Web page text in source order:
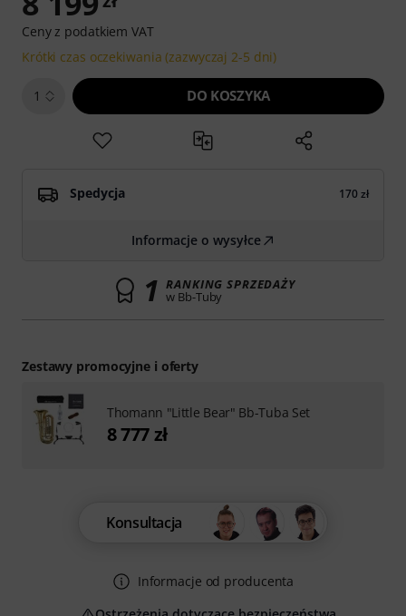
Ceny z podatkiem VAT
Krótki czas oczekiwania (zazwyczaj 2-5 dni)
1 DO KOSZYKA
Spedycja 170 zł
Informacje o wysyłce
1 RANKING SPRZEDAŻY
w Bb-Tuby
Konsultacja
Informacje od producenta
Zestawy promocyjne i oferty
Thomann "Little Bear" Bb-Tuba Set
8 777 zł